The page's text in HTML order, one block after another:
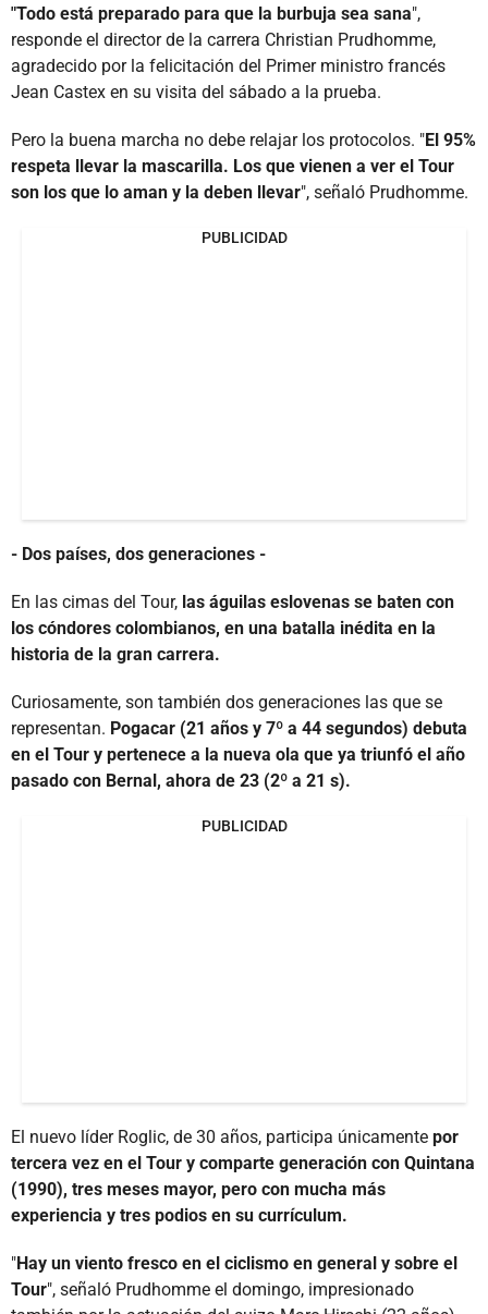
"Todo está preparado para que la burbuja sea sana",
responde el director de la carrera Christian Prudhomme,
agradecido por la felicitación del Primer ministro francés
Jean Castex en su visita del sábado a la prueba.
Pero la buena marcha no debe relajar los protocolos. "El 95%
respeta llevar la mascarilla. Los que vienen a ver el Tour
son los que lo aman y la deben llevar", señaló Prudhomme.
PUBLICIDAD
- Dos países, dos generaciones -
En las cimas del Tour, las águilas eslovenas se baten con
los cóndores colombianos, en una batalla inédita en la
historia de la gran carrera.
Curiosamente, son también dos generaciones las que se
representan. Pogacar (21 años y 7º a 44 segundos) debuta
en el Tour y pertenece a la nueva ola que ya triunfó el año
pasado con Bernal, ahora de 23 (2º a 21 s).
PUBLICIDAD
El nuevo líder Roglic, de 30 años, participa únicamente por
tercera vez en el Tour y comparte generación con Quintana
(1990), tres meses mayor, pero con mucha más
experiencia y tres podios en su currículum.
"Hay un viento fresco en el ciclismo en general y sobre el
Tour", señaló Prudhomme el domingo, impresionado